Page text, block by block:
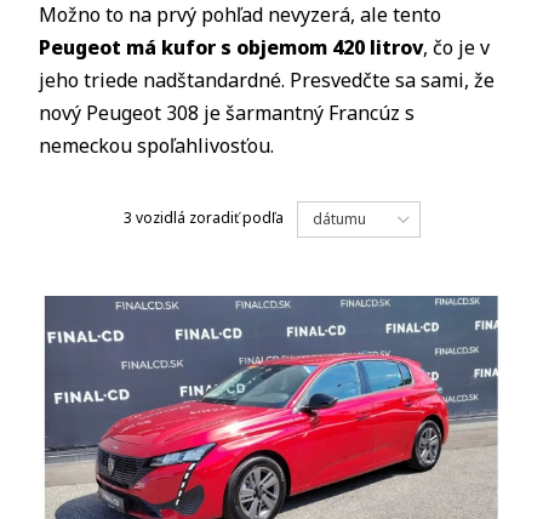
Možno to na prvý pohľad nevyzerá, ale tento
Peugeot má kufor s objemom 420 litrov, čo je v
jeho triede nadštandardné. Presvedčte sa sami, že
nový Peugeot 308 je šarmantný Francúz s
nemeckou spoľahlivosťou.
3 vozidlá zoradiť podľa dátumu